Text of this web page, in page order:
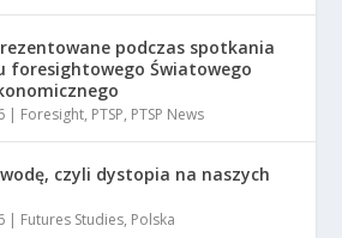
podczas spotkania
foresightowego Światowego
| Foresight, PTSP, PTSP News
czyli dystopia na naszych
| Futures Studies, Polska